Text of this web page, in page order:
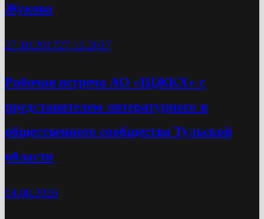
Жукова
27.10.201727.10.2017
Рабочая встреча АО «ЩЖКХ» с
представителем литературного и
общественного сообщества Тульской
области
04.08.2026